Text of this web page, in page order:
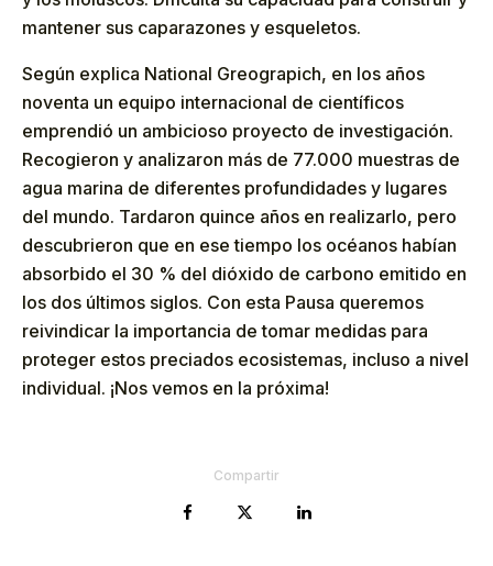
mantener sus caparazones y esqueletos.
Según explica National Greograpich, en los años
noventa un equipo internacional de científicos
emprendió un ambicioso proyecto de investigación.
Recogieron y analizaron más de 77.000 muestras de
agua marina de diferentes profundidades y lugares
del mundo. Tardaron quince años en realizarlo, pero
descubrieron que en ese tiempo los océanos habían
absorbido el 30 % del dióxido de carbono emitido en
los dos últimos siglos. Con esta Pausa queremos
reivindicar la importancia de tomar medidas para
proteger estos preciados ecosistemas, incluso a nivel
individual. ¡Nos vemos en la próxima!
Compartir